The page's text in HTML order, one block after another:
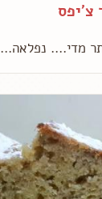
צ'יפס
מדי.... נפלאה...